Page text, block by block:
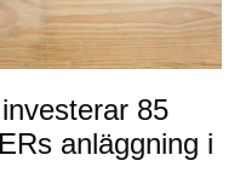
85
anläggning i